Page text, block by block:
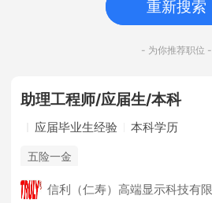
重新搜索
- 为你推荐职位 -
助理工程师/应届生/本科
应届毕业生经验 本科学历
五险一金